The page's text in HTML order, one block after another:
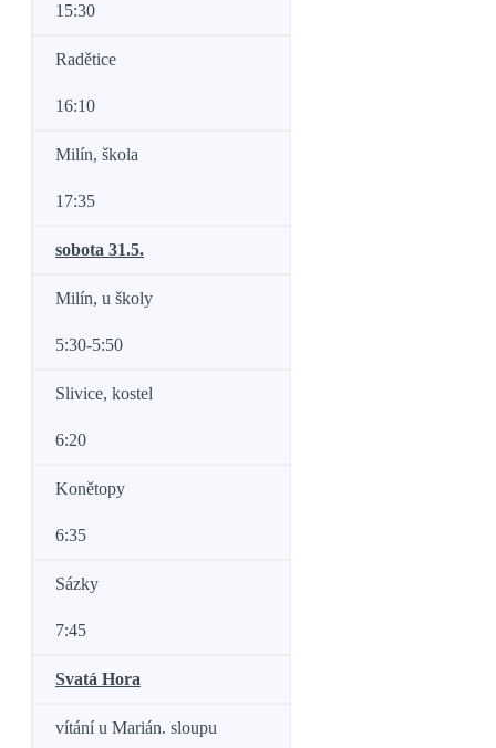
15:30
Radětice
16:10
Milín, škola
17:35
sobota 31.5.
Milín, u školy
5:30-5:50
Slivice, kostel
6:20
Konětopy
6:35
Sázky
7:45
Svatá Hora
vítání u Marián. sloupu